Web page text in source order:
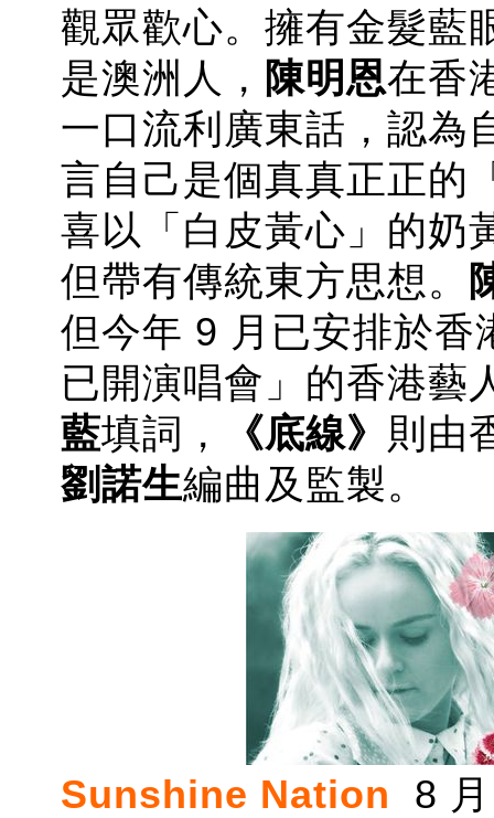
觀眾歡心。擁有金髮藍
是澳洲人， 陳明恩在香
一口流利廣東話，認為
言自己是個真真正正的
喜以「白皮黃心」的奶
但帶有傳統東方思想。
但今年 9 月已安排於香
已開演唱會」的香港藝
藍填詞， 《底線》 則由
劉諾生編曲及監製。
Sunshine Nation
8